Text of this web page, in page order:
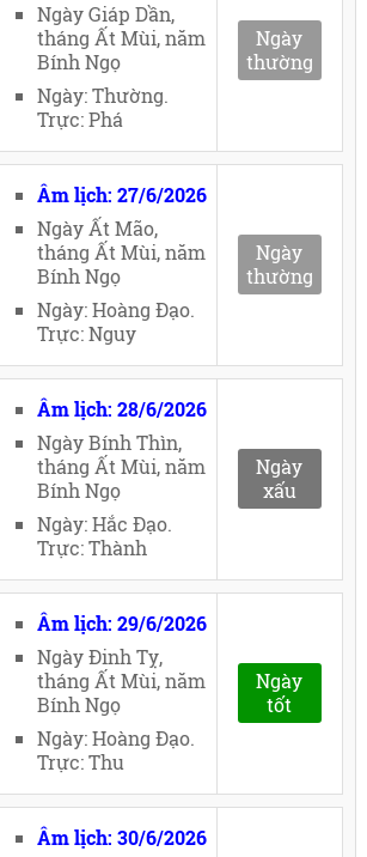
Ngày Giáp Dần,
tháng Ất Mùi, năm
Bính Ngọ
Ngày: Thường.
Trực: Phá
Ngày
thường
Âm lịch: 27/6/2026
Ngày Ất Mão,
tháng Ất Mùi, năm
Bính Ngọ
Ngày: Hoàng Đạo.
Trực: Nguy
Ngày
thường
Âm lịch: 28/6/2026
Ngày Bính Thìn,
tháng Ất Mùi, năm
Bính Ngọ
Ngày: Hắc Đạo.
Trực: Thành
Ngày
xấu
Âm lịch: 29/6/2026
Ngày Đinh Tỵ,
tháng Ất Mùi, năm
Bính Ngọ
Ngày: Hoàng Đạo.
Trực: Thu
Ngày
tốt
Âm lịch: 30/6/2026